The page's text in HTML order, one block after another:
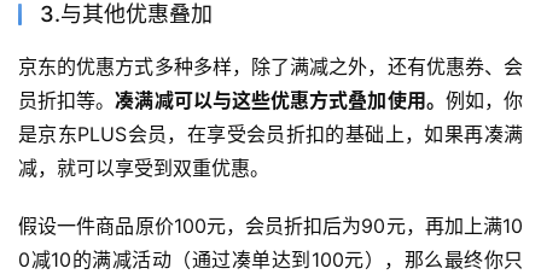
3.与其他优惠叠加
京东的优惠方式多种多样，除了满减之外，还有优惠券、会
员折扣等。凑满减可以与这些优惠方式叠加使用。 例如，你
是京东PLUS会员，在享受会员折扣的基础上，如果再凑满
减，就可以享受到双重优惠。
假设一件商品原价100元，会员折扣后为90元，再加上满10
0减10的满减活动（通过凑单达到100元），那么最终你只